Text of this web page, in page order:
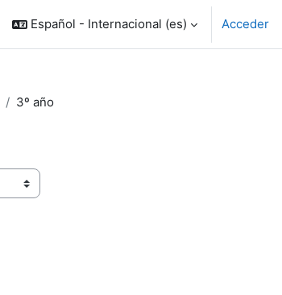
Español - Internacional ‎(es)‎ Acceder
3º año